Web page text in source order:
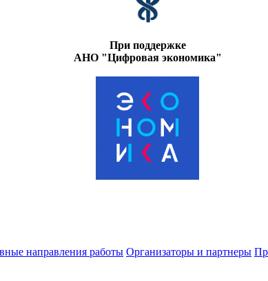
При поддержке
АНО "Цифровая экономика"
направления работы Организаторы и партнеры